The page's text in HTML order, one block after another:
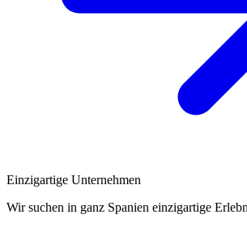
Einzigartige Unternehmen
Wir suchen in ganz Spanien einzigartige